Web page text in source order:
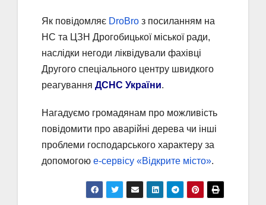
Як повідомляє DroBro з посиланням на
НС та ЦЗН Дрогобицької міської ради,
наслідки негоди ліквідували фахівці
Другого спеціального центру швидкого
реагування ДСНС України.
Нагадуємо громадянам про можливість
повідомити про аварійні дерева чи інші
проблеми господарського характеру за
допомогою е-сервісу «Відкрите місто».